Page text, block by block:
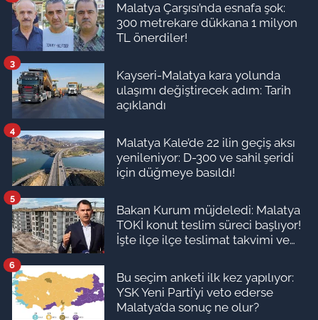
Malatya Çarşısı’nda esnafa şok:
300 metrekare dükkana 1 milyon
TL önerdiler!
Kayseri-Malatya kara yolunda
ulaşımı değiştirecek adım: Tarih
açıklandı
3
Malatya Kale’de 22 ilin geçiş aksı
yenileniyor: D-300 ve sahil şeridi
için düğmeye basıldı!
4
Bakan Kurum müjdeledi: Malatya
TOKİ konut teslim süreci başlıyor!
İşte ilçe ilçe teslimat takvimi ve
5
Bu seçim anketi ilk kez yapılıyor:
YSK Yeni Parti’yi veto ederse
Malatya’da sonuç ne olur?
6